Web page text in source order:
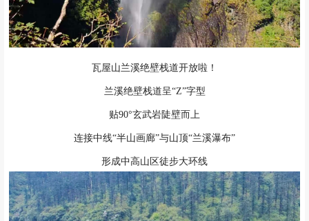
瓦屋山兰溪绝壁栈道开放啦！
兰溪绝壁栈道呈“Z”字型
贴90°玄武岩陡壁而上
连接中线“半山画廊”与山顶“兰溪瀑布”
形成中高山区徒步大环线